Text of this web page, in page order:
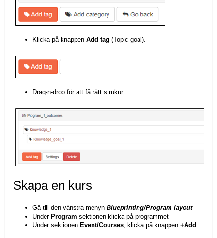
Klicka på knappen Add tag (Topic goal).
Drag-n-drop för att få rätt strukur
Skapa en kurs
Gå till den vänstra menyn Blueprinting/Program layout
Under Program sektionen klicka på programmet
Under sektionen Event/Courses, klicka på knappen +Add